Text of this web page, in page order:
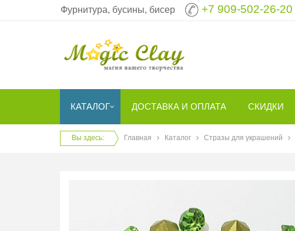
Фурнитура, бусины, бисер +7 909-502-26-20
КАТАЛОГ ДОСТАВКА И ОПЛАТА СКИДКИ
Вы здесь: Главная Каталог Стразы для украшений